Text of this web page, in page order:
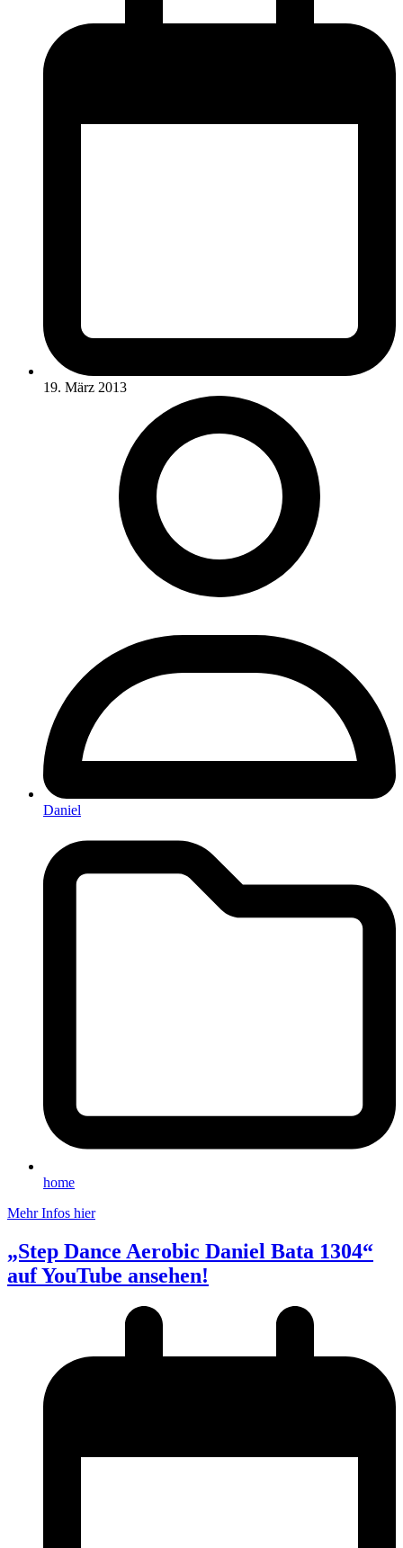
19. März 2013
Daniel
home
Mehr Infos hier
„Step Dance Aerobic Daniel Bata 1304“
auf YouTube ansehen!